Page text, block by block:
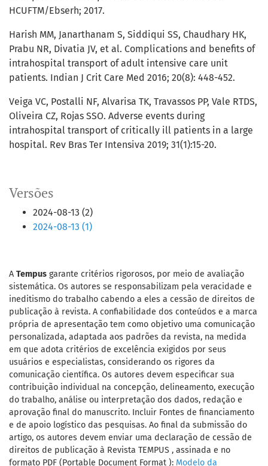
Versões
2024-08-13 (2)
2024-08-13 (1)
HCUFTM/Ebserh; 2017.
Harish MM, Janarthanam S, Siddiqui SS, Chaudhary HK,
Prabu NR, Divatia JV, et al. Complications and benefits of
intrahospital transport of adult intensive care unit
patients. Indian J Crit Care Med 2016; 20(8): 448-452.
Veiga VC, Postalli NF, Alvarisa TK, Travassos PP, Vale RTDS,
Oliveira CZ, Rojas SSO. Adverse events during
intrahospital transport of critically ill patients in a large
hospital. Rev Bras Ter Intensiva 2019; 31(1):15-20.
A Tempus garante critérios rigorosos, por meio de avaliação
sistemática. Os autores se responsabilizam pela veracidade e
ineditismo do trabalho cabendo a eles a cessão de direitos de
publicação à revista. A confiabilidade dos conteúdos e a marca
própria de apresentação tem como objetivo uma comunicação
personalizada, adaptada aos padrões da revista, na medida
em que adota critérios de excelência exigidos por seus
usuários e especialistas, considerando os rigores da
comunicação científica. Os autores devem especificar sua
contribuição individual na concepção, delineamento, execução
do trabalho, análise ou interpretação dos dados, redação e
aprovação final do manuscrito. Incluir Fontes de financiamento
e de apoio logístico das pesquisas. Ao final da submissão do
artigo, os autores devem enviar uma declaração de cessão de
direitos de publicação à Revista TEMPUS , assinada e no
formato PDF (Portable Document Format ): Modelo da